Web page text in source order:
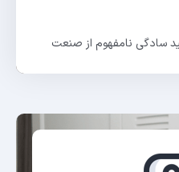
سادگی نامفهوم از صنعت